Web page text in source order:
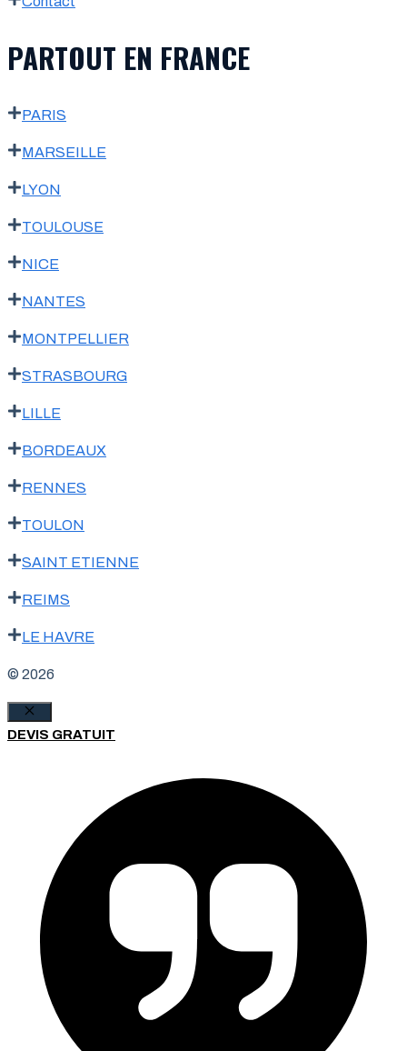
PARTOUT EN FRANCE
PARIS
MARSEILLE
LYON
TOULOUSE
NICE
NANTES
MONTPELLIER
STRASBOURG
LILLE
BORDEAUX
RENNES
TOULON
SAINT ETIENNE
REIMS
LE HAVRE
© 2026
Fermer
DEVIS GRATUIT